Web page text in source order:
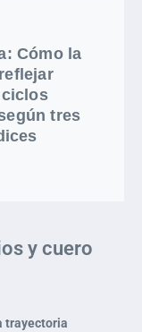
Cómo la
tres
y cuero
trayectoria